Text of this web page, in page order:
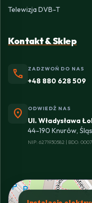
Telewizja DVB-T
Kontakt & Sklep
phone ZADZWOŃ DO NAS
+48 880 628 509
location_on ODWIEDŹ NAS
Ul. Władysława
44-190 Knurów,
NIP: 6271930582 | BDO: